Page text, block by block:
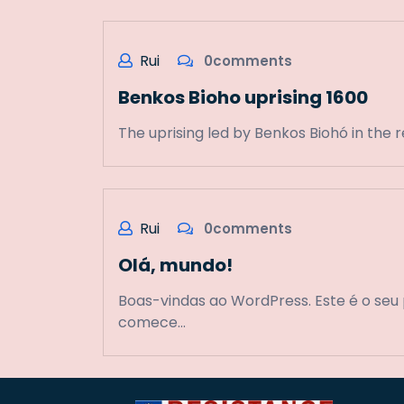
Rui 0comments
Benkos Bioho uprising 1600
The uprising led by Benkos Biohó in the
Rui 0comments
Olá, mundo!
Boas-vindas ao WordPress. Este é o
comece…